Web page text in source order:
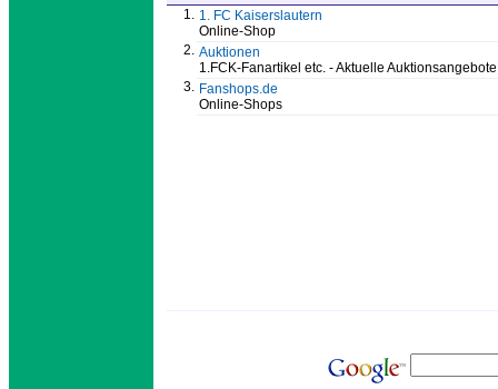
1. 1. FC Kaiserslautern
Online-Shop
2. Auktionen
1.FCK-Fanartikel etc. - Aktuelle
3. Fanshops.de
Online-Shops